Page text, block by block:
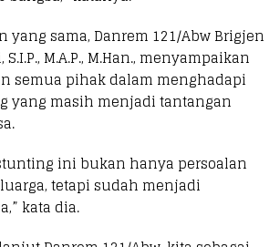
yang sama, Danrem 121/Abw Brigjen
M.A.P., M.Han., menyampaikan
semua pihak dalam menghadapi
yang masih menjadi tantangan
ini bukan hanya persoalan
tetapi sudah menjadi
kata dia.